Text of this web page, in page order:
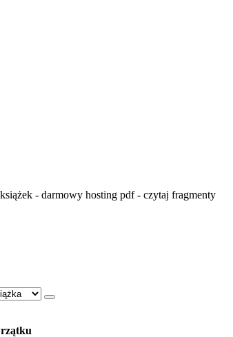
- darmowy hosting pdf - czytaj fragmenty